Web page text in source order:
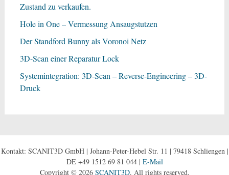
Zustand zu verkaufen.
Hole in One – Vermessung Ansaugstutzen
Der Standford Bunny als Voronoi Netz
3D-Scan einer Reparatur Lock
Systemintegration: 3D-Scan – Reverse-Engineering – 3D-
Druck
Kontakt: SCANIT3D GmbH | Johann-Peter-Hebel Str. 11 | 79418 Schliengen |
DE +49 1512 69 81 044 | E-Mail
Copyright © 2026 SCANIT3D. All rights reserved.